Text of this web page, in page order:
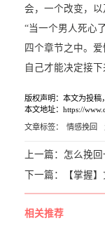
会，一个改变，
“当一个男人死心
四个章节之中。
自己才能决定接下
版权声明：本文为投稿
本文地址：https://
文章标签： 情感挽回
上一篇： 怎么挽
下一篇：
【掌握
相关推荐